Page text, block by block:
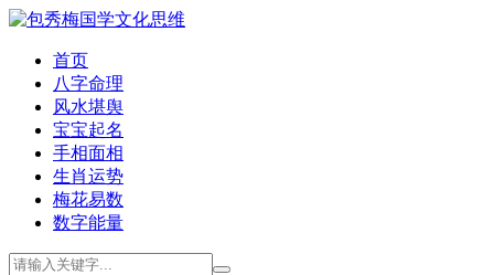
首页
八字命理
风水堪舆
宝宝起名
手相面相
生肖运势
梅花易数
数字能量